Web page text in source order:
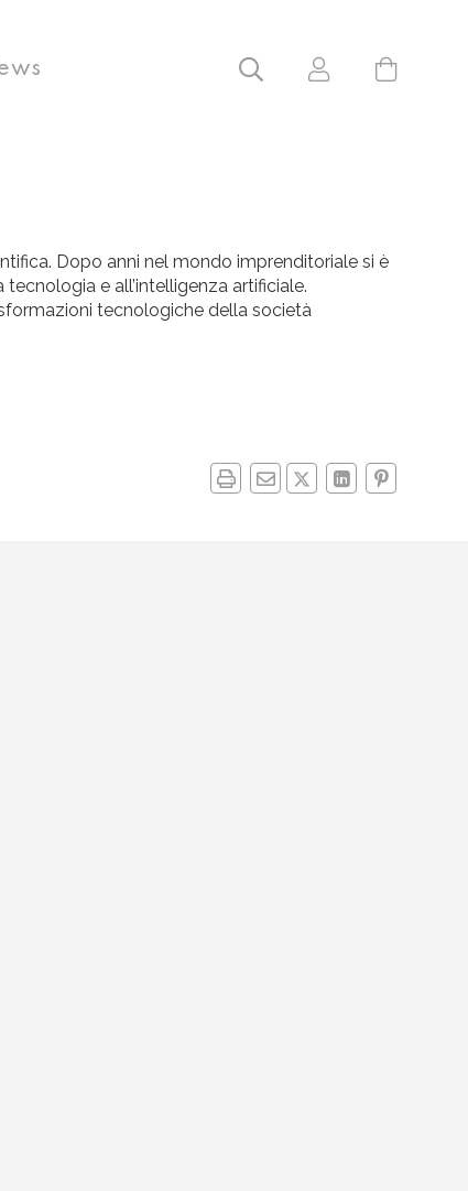
Dopo anni nel mondo imprenditoriale si è
e all’intelligenza artificiale.
tecnologiche della società